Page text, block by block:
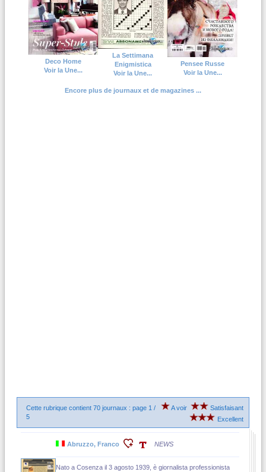
Deco Home
Voir la Une...
La Settimana
Enigmistica
Voir la Une...
Pensee Russe
Voir la Une...
Encore plus de journaux et de magazines ...
Cette rubrique contient 70 journaux : page 1 /
5
A voir
Satisfaisant
Excellent
Abruzzo, Franco NEWS
Nato a Cosenza il 3 agosto 1939, è giornalista professionista